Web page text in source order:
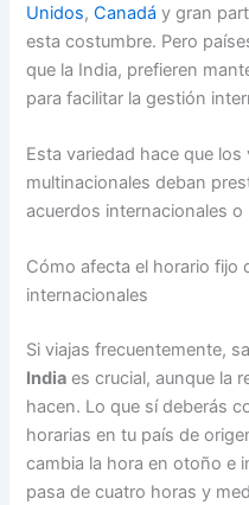
Unidos,Canadá y gran
esta costumbre. Pero
que la India, prefieren
para facilitar la gestión
Esta variedad hace que
multinacionales deban
acuerdos internacionales
Cómo afecta el horario fijo
internacionales
Si viajas frecuentemente,
India es crucial, aunque la
hacen. Lo que sí deberás
horarias en tu país de
cambia la hora en otoño e
pasa de cuatro horas y